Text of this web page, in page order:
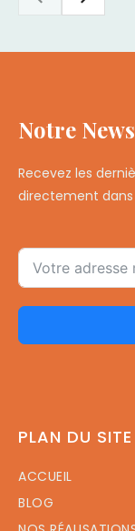
Notre
Recevez les
directement
PLAN DU SITE
ACCUEIL
BLOG